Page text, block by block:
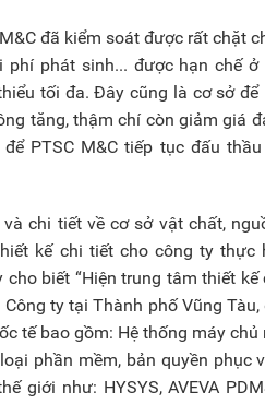
đã kiểm soát được rất chặt
phí phát sinh... được hạn chế
tối đa. Đây cũng là cơ sở
tăng, thậm chí còn giảm giá
PTSC M&C tiếp tục đấu
chi tiết về cơ sở vật chất,
kế chi tiết cho công ty thực
cho biết “Hiện trung tâm thiết
ty tại Thành phố Vũng
tế bao gồm: Hệ thống máy
phần mềm, bản quyền phục
giới như: HYSYS, AVEVA